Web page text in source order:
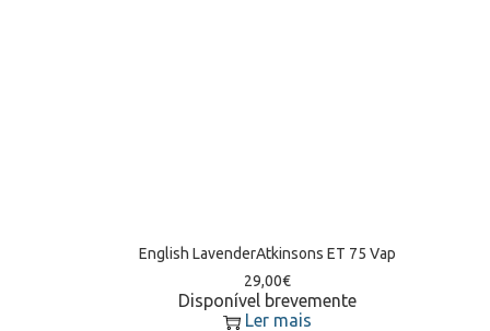
English LavenderAtkinsons ET 75 Vap
29,00€
Disponível brevemente
Ler mais